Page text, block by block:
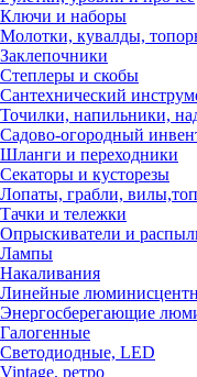
Ключи и наборы
Молотки, кувалды,
Заклепочники
Степлеры и скобы
Сантехнический
Точилки, напильники,
Садово-огородный
Шланги и переходники
Секаторы и кусторезы
Лопаты, грабли,
Тачки и тележки
Опрыскиватели и
Лампы
Накаливания
Линейные
Энергосберегающие
Галогенные
Светодиодные, LED
Vintage, ретро